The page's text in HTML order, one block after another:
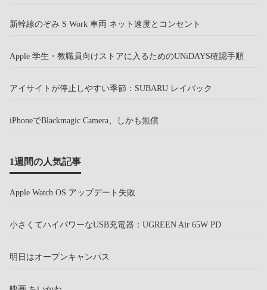
新幹線のぞみ S Work 車両 ネット速度とコンセント
Apple 学生・教職員向けストアに入るためのUNiDAYS確認手順
アイサイトが停止しやすい季節：SUBARU レイバック
iPhoneでBlackmagic Camera、しかも無償
1週間の人気記事
Apple Watch OS アップデート失敗
小さくてハイパワーなUSB充電器：UGREEN Air 65W PD
明日はオープンキャンパス